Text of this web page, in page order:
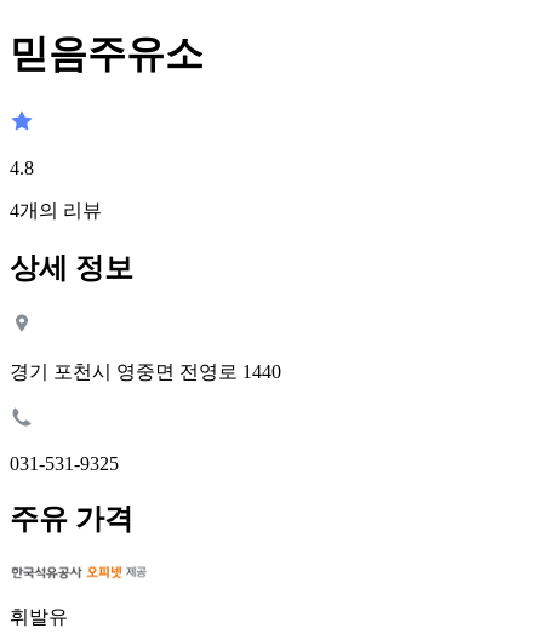
믿음주유소
4.8
4개의 리뷰
상세 정보
경기 포천시 영중면 전영로 1440
031-531-9325
주유 가격
휘발유